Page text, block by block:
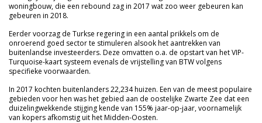
woningbouw, die een rebound zag in 2017 wat zoo weer gebeuren kan
gebeuren in 2018.
Eerder voorzag de Turkse regering in een aantal prikkels om de
onroerend goed sector te stimuleren alsook het aantrekken van
buitenlandse investeerders. Deze omvatten o.a. de opstart van het VIP-
Turquoise-kaart systeem evenals de vrijstelling van BTW volgens
specifieke voorwaarden.
In 2017 kochten buitenlanders 22,234 huizen. Een van de meest populaire
gebieden voor hen was het gebied aan de oostelijke Zwarte Zee dat een
duizelingwekkende stijging kende van 155% jaar-op-jaar, voornamelijk
van kopers afkomstig uit het Midden-Oosten.